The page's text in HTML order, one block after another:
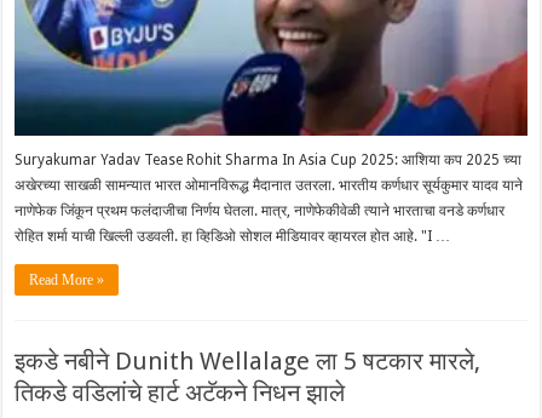
Suryakumar Yadav Tease Rohit Sharma In Asia Cup 2025: आशिया कप 2025 च्या
अखेरच्या साखळी सामन्यात भारत ओमानविरूद्ध मैदानात उतरला. भारतीय कर्णधार सूर्यकुमार यादव याने
नाणेफेक जिंकून प्रथम फलंदाजीचा निर्णय घेतला. मात्र, नाणेफेकीवेळी त्याने भारताचा वनडे कर्णधार
रोहित शर्मा याची खिल्ली उडवली. हा व्हिडिओ सोशल मीडियावर व्हायरल होत आहे. "I …
Read More »
इकडे नबीने Dunith Wellalage ला 5 षटकार मारले,
तिकडे वडिलांचे हार्ट अटॅकने निधन झाले